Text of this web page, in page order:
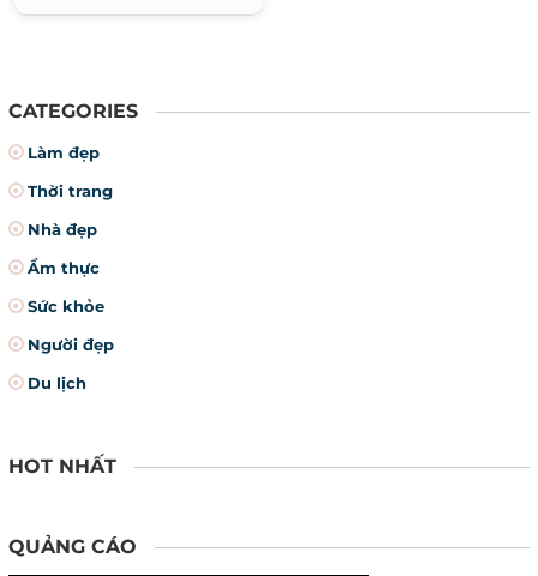
CATEGORIES
Làm đẹp
Thời trang
Nhà đẹp
Ẩm thực
Sức khỏe
Người đẹp
Du lịch
HOT NHẤT
QUẢNG CÁO